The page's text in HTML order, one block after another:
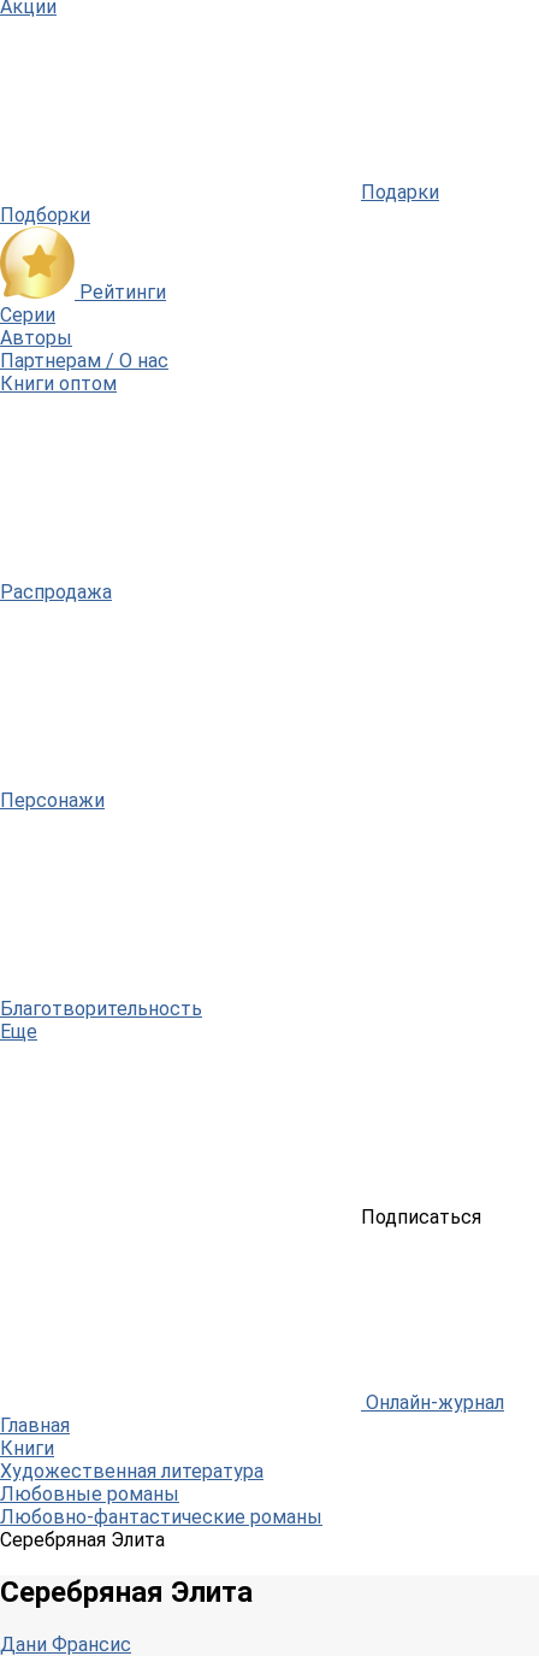
Акции
Подарки
Подборки
Рейтинги
Серии
Авторы
Партнерам / О нас
Книги оптом
Распродажа
Персонажи
Благотворительность
Еще
Подписаться
Онлайн-журнал
Главная
Книги
Художественная литература
Любовные романы
Любовно-фантастические романы
Серебряная Элита
Серебряная Элита
Дани Франсис